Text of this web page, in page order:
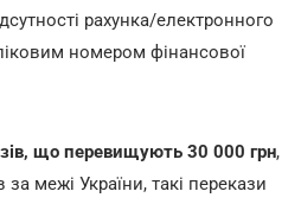
рахунка/електронного
номером фінансової
що перевищують 30 000 грн,
межі України, такі перекази